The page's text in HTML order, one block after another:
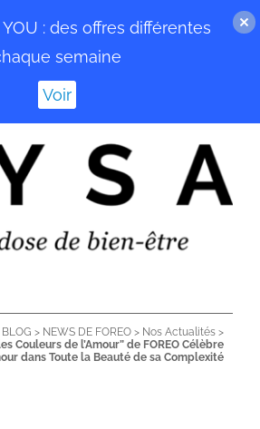
BLOG > NEWS DE FOREO > Nos Actualités >
Couleurs de l’Amour” de FOREO Célèbre
dans Toute la Beauté de sa Complexité
YOU : des offres différentes
semaine
Voir